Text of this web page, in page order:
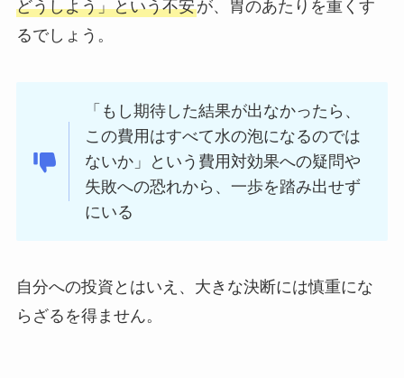
どうしよう」という不安が、胃のあたりを重くす
るでしょう。
「もし期待した結果が出なかったら、
この費用はすべて水の泡になるのでは
ないか」という費用対効果への疑問や
失敗への恐れから、一歩を踏み出せず
にいる
自分への投資とはいえ、大きな決断には慎重にな
らざるを得ません。